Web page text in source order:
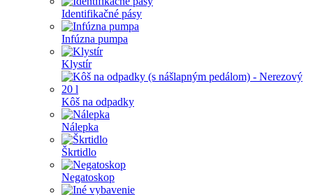
Identifikačné pásy
Infúzna pumpa
Klystír
Kôš na odpadky
Nálepka
Škrtidlo
Negatoskop